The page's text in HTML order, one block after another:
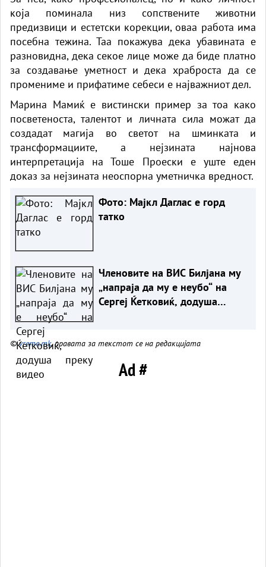
која поминала низ сопствените животни
предизвици и естетски корекции, оваа работа има
посебна тежина. Таа покажува дека убавината е
разновидна, дека секое лице може да биде платно
за создавање уметност и дека храброста да се
промениме и прифатиме себеси е најважниот дел.
Марина Мамиќ е вистински пример за тоа како
посветеноста, талентот и личната сила можат да
создадат магија во светот на шминката и
трансформациите, а нејзината најнова
интерпретација на Тоше Проески е уште еден
доказ за нејзината неоспорна уметничка вредност.
Фото: Мајкл Даглас е горд
татко
Членовите на ВИС Билјана му
„напраја да му е неубо“ на
Сергеј Ќетковиќ, додуша
©vreme.mk, правата за текстот се на редакцијата
Ad #